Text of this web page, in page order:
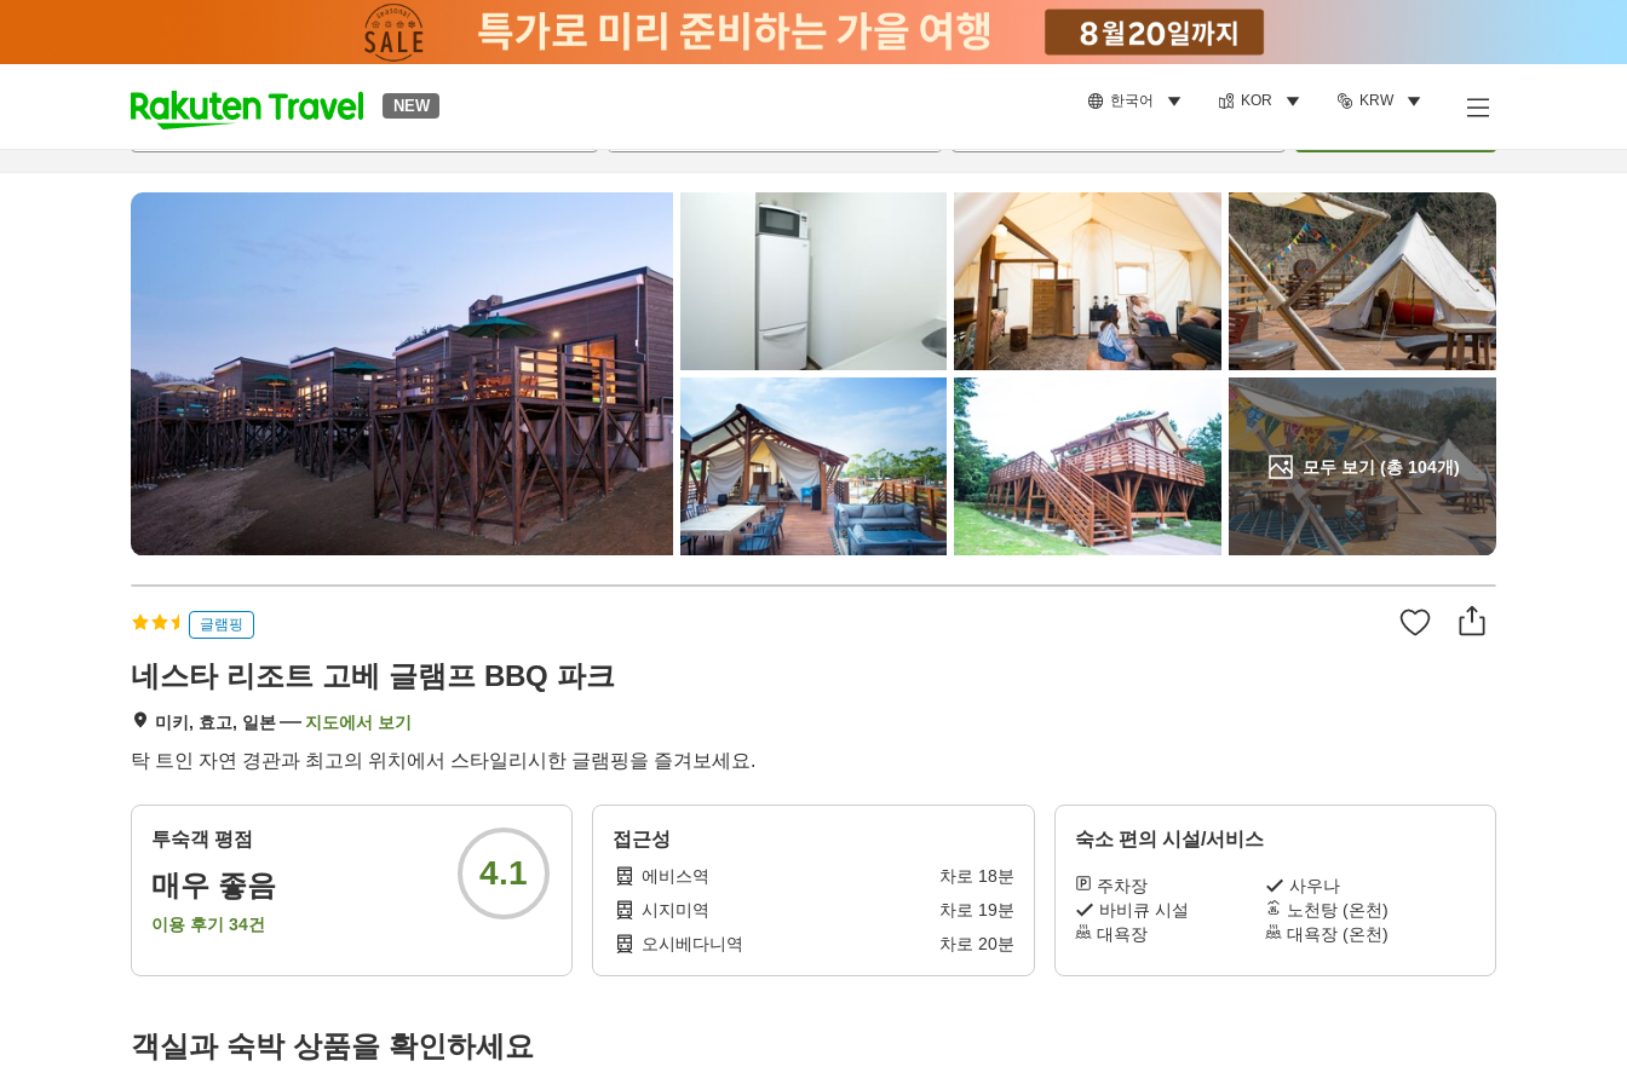
NEW 한국어 KOR KRW
t
p
a
r
c
h
모두 보기 (총104개)
개요객실 & 숙박 상품이용 후기 편의 시설/서비스
글램핑
네스타 리조트 고베 글램프 BBQ 파크
미키, 효고, 일본 지도에서 보기
탁 트인 자연 경관과 최고의 위치에서 스타일리시한 글램핑을 즐겨보세요.
투숙객 평점
매우 좋음
이용 후기 34건
4.1
접근성
에비스역 차로 18분
시지미역
차로 19분
오시베다니역
차로 20분
숙소 편의 시설/서비스
주차장
사우나
바비큐 시설
노천탕 (온천)
대욕장
대욕장 (온천)
객실과 숙박 상품을 확인하세요